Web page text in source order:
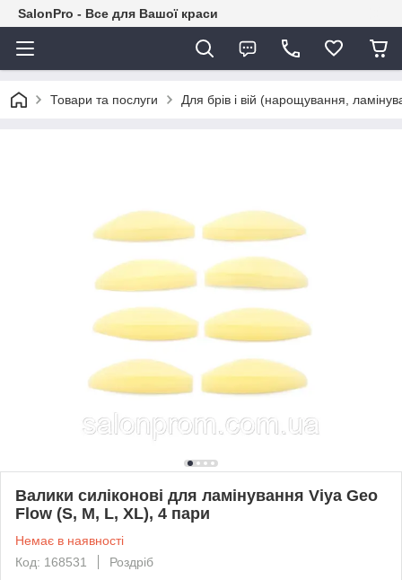
SalonPro - Все для Вашої краси
Товари та послуги Для брів і вій (нарощування,
Валики силіконові для ламінування Viya Geo
Flow (S, M, L, XL), 4 пари
Немає в наявності
Код: 168531
Роздріб